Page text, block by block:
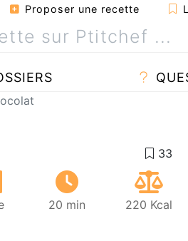
Proposer une recette
20 min 220 Kcal